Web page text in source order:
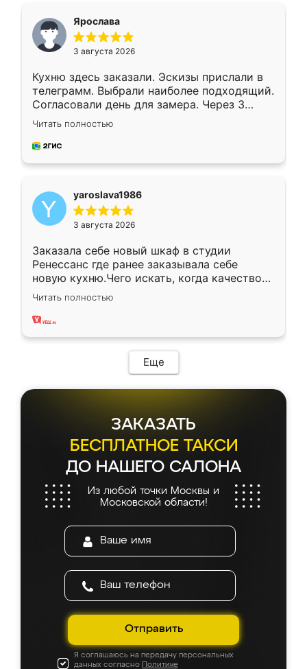
Ярослава
3 августа 2026
Кухню здесь заказали. Эскизы прислали в
телеграмм. Выбрали наиболее подходящий.
Согласовали день для замера. Через 3
недели кухня была уже готова. Остались
довольны работой. Спасибо Ренессанс
мебель за качественную работу!
Читать полностью
yaroslava1986
3 августа 2026
Заказала себе новый шкаф в студии
Ренессанс где ранее заказывала себе
новую кухню.Чего искать, когда качеством
вполне довольна. Служит кухня уже почти
два года, нареканий нет.
Читать полностью
Еще
ЗАКАЗАТЬ
БЕСПЛАТНОЕ ТАКСИ
ДО НАШЕГО САЛОНА
Из любой точки Москвы и
Московской области!
Отправить
Я соглашаюсь на передачу персональных
данных согласно Политике